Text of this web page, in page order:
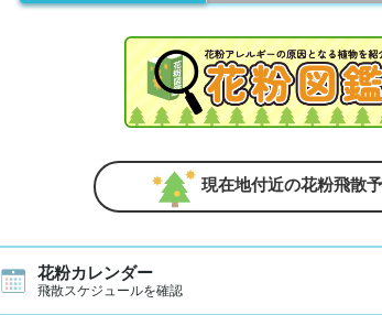
現在地付近の花粉飛散
花粉カレンダー
飛散スケジュールを確認